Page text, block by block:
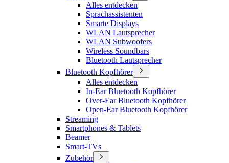
Alles entdecken
Sprachassistenten
Smarte Displays
WLAN Lautsprecher
WLAN Subwoofers
Wireless Soundbars
Bluetooth Lautsprecher
Bluetooth Kopfhörer
Alles entdecken
In-Ear Bluetooth Kopfhörer
Over-Ear Bluetooth Kopfhörer
Open-Ear Bluetooth Kopfhörer
Streaming
Smartphones & Tablets
Beamer
Smart-TVs
Zubehör